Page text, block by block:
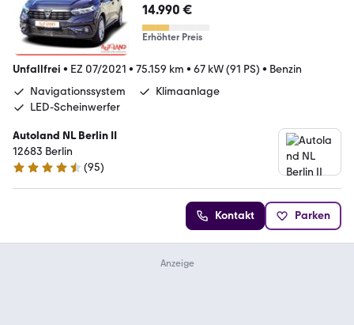
14.990 €
Erhöhter Preis
Unfallfrei • EZ 07/2021 • 75.159 km • 67 kW (91 PS) • Benzin
Navigationssystem
Klimaanlage
LED-Scheinwerfer
Autoland NL Berlin II
12683 Berlin
4.7 Sterne
(95)
Kontakt Parken